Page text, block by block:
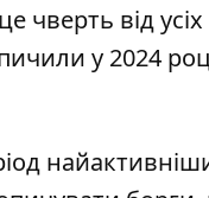
чверть від
у 2024